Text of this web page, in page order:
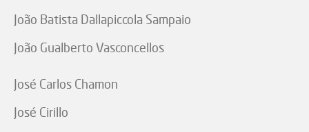
João Batista Dallapiccola Sampaio
João Gualberto Vasconcellos
José Carlos Chamon
José Cirillo